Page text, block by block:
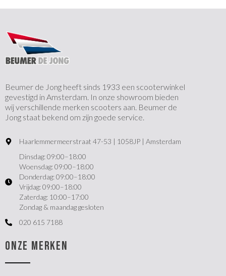
Beumer de Jong heeft sinds 1933 een scooterwinkel
gevestigd in Amsterdam. In onze showroom bieden
wij verschillende merken scooters aan. Beumer de
Jong staat bekend om zijn goede service.
Haarlemmermeerstraat 47-53 | 1058JP | Amsterdam
Dinsdag: 09:00–18:00
Woensdag: 09:00–18:00
Donderdag: 09:00–18:00
Vrijdag: 09:00–18:00
Zaterdag: 10:00–17:00
Zondag & maandag gesloten
020 615 7188
ONZE MERKEN